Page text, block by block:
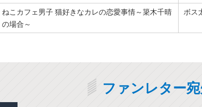
ねこカフェ男子 猫好きなカレの恋愛事情～簗木千晴
の場合～
ボス
ファンレター宛